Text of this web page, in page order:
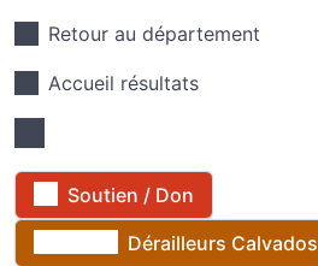
Retour au département
Accueil résultats
Soutien / Don
Dérailleurs Calvados